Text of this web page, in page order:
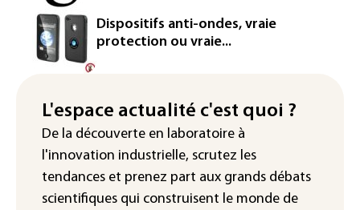
Le magazine VSD racheté par
l'entrepreneur Vianney d'Alançon
La production française de maïs
"Retour en force" progressif de la
chaleur dans les prochains jours en
France
Dispositifs anti-ondes, vraie
protection ou vraie...
L'espace actualité c'est quoi ?
De la découverte en laboratoire à
l'innovation industrielle, scrutez les
tendances et prenez part aux grands débats
scientifiques qui construisent le monde de